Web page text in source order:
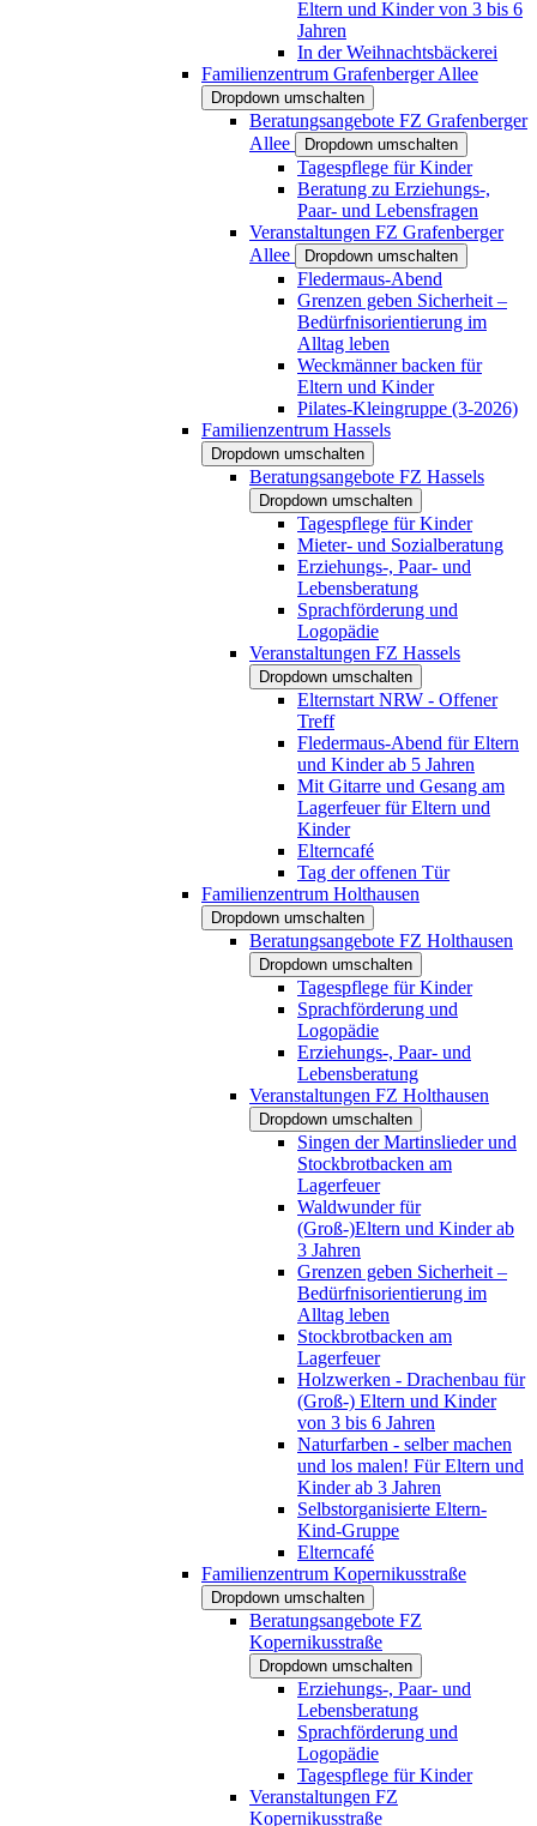
Eltern und Kinder von 3 bis 6
Jahren
In der Weihnachtsbäckerei
Familienzentrum Grafenberger Allee
Dropdown umschalten
Beratungsangebote FZ Grafenberger
Allee
Dropdown umschalten
Tagespflege für Kinder
Beratung zu Erziehungs-,
Paar- und Lebensfragen
Veranstaltungen FZ Grafenberger
Allee
Dropdown umschalten
Fledermaus-Abend
Grenzen geben Sicherheit –
Bedürfnisorientierung im
Alltag leben
Weckmänner backen für
Eltern und Kinder
Pilates-Kleingruppe (3-2026)
Familienzentrum Hassels
Dropdown umschalten
Beratungsangebote FZ Hassels
Dropdown umschalten
Tagespflege für Kinder
Mieter- und Sozialberatung
Erziehungs-, Paar- und
Lebensberatung
Sprachförderung und
Logopädie
Veranstaltungen FZ Hassels
Dropdown umschalten
Elternstart NRW - Offener
Treff
Fledermaus-Abend für Eltern
und Kinder ab 5 Jahren
Mit Gitarre und Gesang am
Lagerfeuer für Eltern und
Kinder
Elterncafé
Tag der offenen Tür
Familienzentrum Holthausen
Dropdown umschalten
Beratungsangebote FZ Holthausen
Dropdown umschalten
Tagespflege für Kinder
Sprachförderung und
Logopädie
Erziehungs-, Paar- und
Lebensberatung
Veranstaltungen FZ Holthausen
Dropdown umschalten
Singen der Martinslieder und
Stockbrotbacken am
Lagerfeuer
Waldwunder für
(Groß-)Eltern und Kinder ab
3 Jahren
Grenzen geben Sicherheit –
Bedürfnisorientierung im
Alltag leben
Stockbrotbacken am
Lagerfeuer
Holzwerken - Drachenbau für
(Groß-) Eltern und Kinder
von 3 bis 6 Jahren
Naturfarben - selber machen
und los malen! Für Eltern und
Kinder ab 3 Jahren
Selbstorganisierte Eltern-
Kind-Gruppe
Elterncafé
Familienzentrum Kopernikusstraße
Dropdown umschalten
Beratungsangebote FZ
Kopernikusstraße
Dropdown umschalten
Erziehungs-, Paar- und
Lebensberatung
Sprachförderung und
Logopädie
Tagespflege für Kinder
Veranstaltungen FZ
Kopernikusstraße